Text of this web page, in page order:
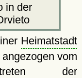
in der
Heimatstadt
vom
der